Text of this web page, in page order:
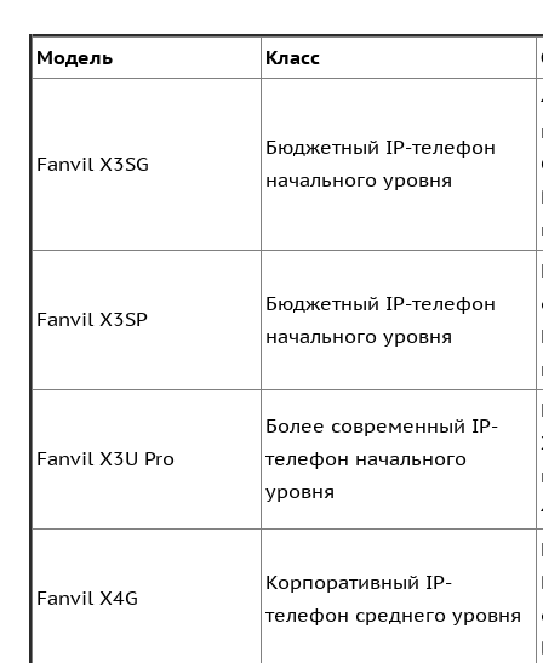
Модель Класс
Fanvil X3SG
Бюджетный IP-телефон
начального уровня
Fanvil X3SP
Бюджетный IP-телефон
начального уровня
Fanvil X3U Pro
Более современный IP-
телефон начального
уровня
Fanvil X4G
Корпоративный IP-
телефон среднего уровня